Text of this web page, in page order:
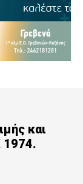
και
1974.